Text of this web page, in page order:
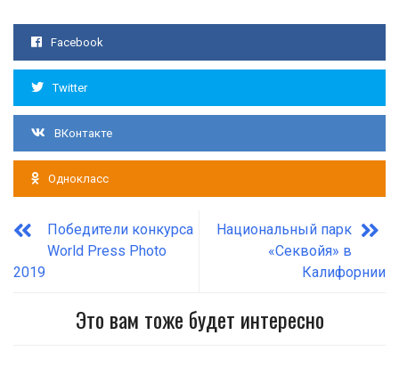
Facebook
Twitter
ВКонтакте
Однокласс
Победители конкурса
World Press Photo
2019
Национальный парк
«Секвойя» в
Калифорнии
Это вам тоже будет интересно